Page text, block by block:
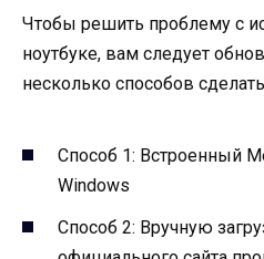
Чтобы решить проблему с
ноутбуке, вам следует
несколько способов
Способ 1: Встроенный
Windows
Способ 2: Вручную